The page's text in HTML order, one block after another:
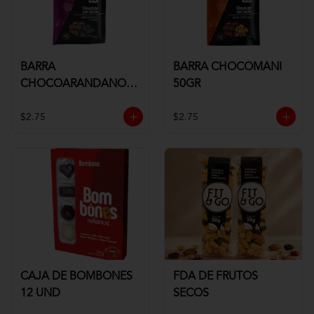
BARRA
CHOCOARANDANOS
$2.75
BARRA CHOCOMANI
50GR
$2.75
CAJA DE BOMBONES
12 UND
FDA DE FRUTOS
SECOS